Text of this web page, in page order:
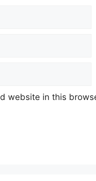
website in this